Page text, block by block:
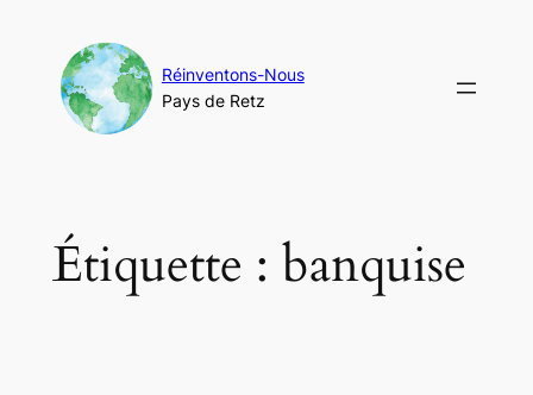
contenu
Réinventons-Nous
Pays de Retz
Étiquette : banquise